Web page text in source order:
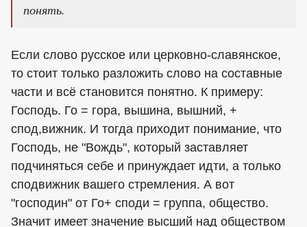
понять.
Если слово русское или церковно-славянское,
то стоит только разложить слово на составные
части и всё становится понятно. К примеру:
Господь. Го = гора, вышина, вышний, +
спод,вижник. И тогда приходит понимание, что
Господь, не "Вождь", который заставляет
подчиняться себе и принуждает идти, а только
сподвижник вашего стремления. А вот
"господин" от Го+ споди = группа, общество.
Значит имеет значение высший над обществом